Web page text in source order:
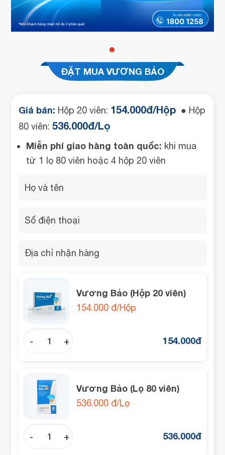
ĐẶT MUA VƯƠNG BẢO
Giá bán: Hộp 20 viên: 154.000đ/Hộp ● Hộp
80 viên:536.000đ/Lọ
Miễn phí giao hàng toàn quốc: khi mua
từ 1 lọ 80 viên hoặc 4 hộp 20 viên
Vương Bảo (Hộp 20 viên)
154.000 đ/Hộp
+
- 154.000đ
Vương Bảo (Lọ 80 viên)
536.000 đ/Lọ
+
- 536.000đ